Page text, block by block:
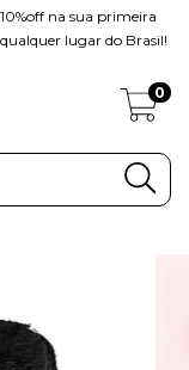
na sua primeira
lugar do Brasil!
0